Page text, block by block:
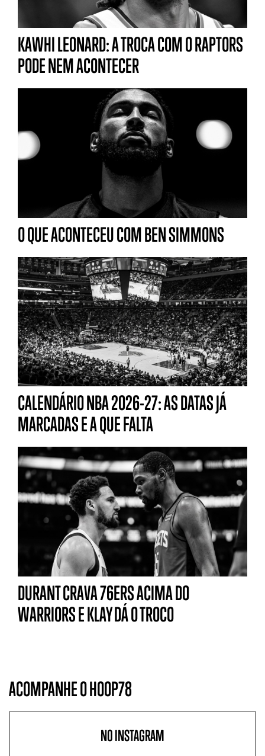
KAWHI LEONARD: A TROCA COM O RAPTORS
PODE NEM ACONTECER
O QUE ACONTECEU COM BEN SIMMONS
CALENDÁRIO NBA 2026-27: AS DATAS JÁ
MARCADAS E A QUE FALTA
DURANT CRAVA 76ERS ACIMA DO
WARRIORS E KLAY DÁ O TROCO
ACOMPANHE O HOOP78
NO INSTAGRAM